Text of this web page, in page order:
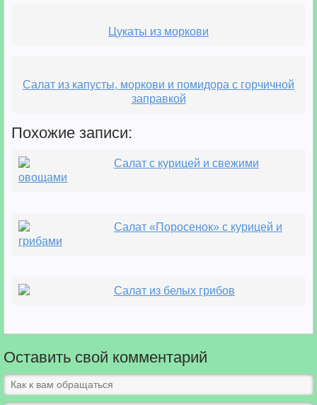
Цукаты из моркови
Салат из капусты, моркови и помидора с горчичной
заправкой
Похожие записи:
Салат с курицей и свежими
овощами
Салат «Поросенок» с курицей и
грибами
Салат из белых грибов
Оставить свой комментарий